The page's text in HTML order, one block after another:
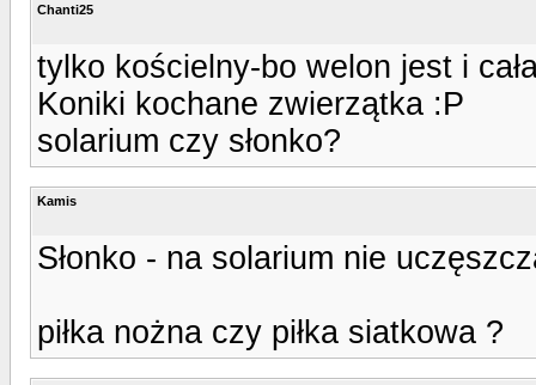
Chanti25
tylko kościelny-bo welon jest i
Koniki kochane zwierzątka :P
solarium czy słonko?
Kamis
Słonko - na solarium nie
piłka nożna czy piłka siatkowa ?